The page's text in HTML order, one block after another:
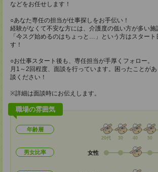
などをお任せします！
○あなた専任の担当が仕事探しをお手伝い！
経験がなくて不安な方には、介護度の低い方が多い施
「今スグ始めるのはちょっと…」という方はスター
す！
○お仕事スタート後も、専任担当が手厚くフォロー。
月1～2回程度、面談を行っています。困ったことが
談ください！
※詳細は面談時にお伝えします。
職場の雰囲気
年齢層
20代 30 40 50
男女比率 女性